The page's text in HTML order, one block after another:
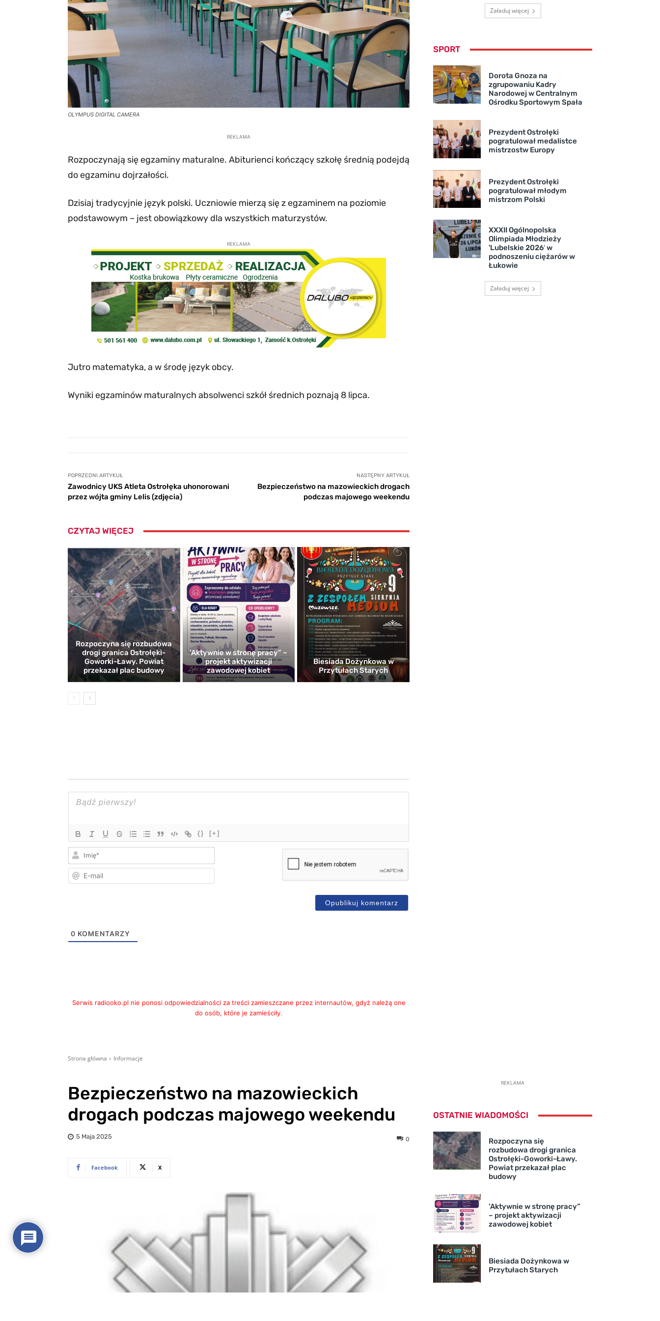
OLYMPUS DIGITAL CAMERA
REKLAMA
Rozpoczynają się egzaminy maturalne. Abiturienci kończący szkołę średnią podejdą
do egzaminu dojrzałości.
Dzisiaj tradycyjnie język polski. Uczniowie mierzą się z egzaminem na poziomie
podstawowym – jest obowiązkowy dla wszystkich maturzystów.
REKLAMA
Jutro matematyka, a w środę język obcy.
Wyniki egzaminów maturalnych absolwenci szkół średnich poznają 8 lipca.
POPRZEDNI ARTYKUŁ
Zawodnicy UKS Atleta Ostrołęka uhonorowani
przez wójta gminy Lelis (zdjęcia)
NASTĘPNY ARTYKUŁ
Bezpieczeństwo na mazowieckich drogach
podczas majowego weekendu
CZYTAJ WIĘCEJ
Rozpoczyna się rozbudowa
drogi granica Ostrołęki-
Goworki-Ławy. Powiat
przekazał plac budowy
’Aktywnie w stronę pracy” –
projekt aktywizacji
zawodowej kobiet
Biesiada Dożynkowa w
Przytułach Starych
{} [+]
Imię*
mail
0 KOMENTARZY
Serwis radiooko.pl nie ponosi odpowiedzialności za treści zamieszczane przez internautów, gdyż należą one
do osób, które je zamieściły.
Załaduj więcej
SPORT
Dorota Gnoza na
zgrupowaniu Kadry
Narodowej w Centralnym
Ośrodku Sportowym Spała
Prezydent Ostrołęki
pogratulował medalistce
mistrzostw Europy
Prezydent Ostrołęki
pogratulował młodym
mistrzom Polski
XXXII Ogólnopolska
Olimpiada Młodzieży
'Lubelskie 2026′ w
podnoszeniu ciężarów w
Łukowie
Załaduj więcej